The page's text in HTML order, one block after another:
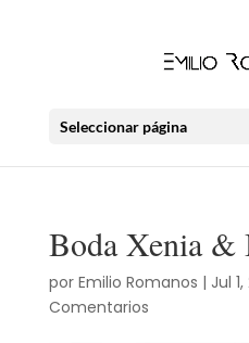
Seleccionar página
Boda Xenia &
por Emilio Romanos | Jul 1,
Comentarios